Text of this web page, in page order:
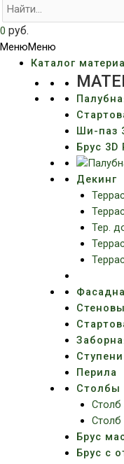
0 руб.
МенюМеню
Каталог
Ши-паз
Брус 3D
Декинг
Тер.
Ступени
Перила
Столбы
Столб
Столб
Брус
Брус с